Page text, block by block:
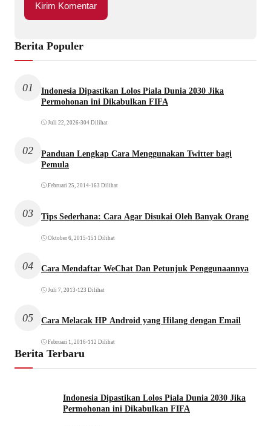
Berita Populer
01
Indonesia Dipastikan Lolos Piala Dunia 2030 Jika
Permohonan ini Dikabulkan FIFA
Juli 22, 2026•304 Dilihat
02
Panduan Lengkap Cara Menggunakan Twitter bagi
Pemula
Februari 25, 2014•163 Dilihat
03 Tips Sederhana: Cara Agar Disukai Oleh Banyak Orang
Oktober 6, 2015 •151 Dilihat
04 Cara Mendaftar WeChat Dan Petunjuk Penggunaannya
Juli 7, 2013 •123 Dilihat
05 Cara Melacak HP Android yang Hilang dengan Email
Februari 1, 2016•112 Dilihat
Berita Terbaru
Indonesia Dipastikan Lolos Piala Dunia 2030 Jika
Permohonan ini Dikabulkan FIFA